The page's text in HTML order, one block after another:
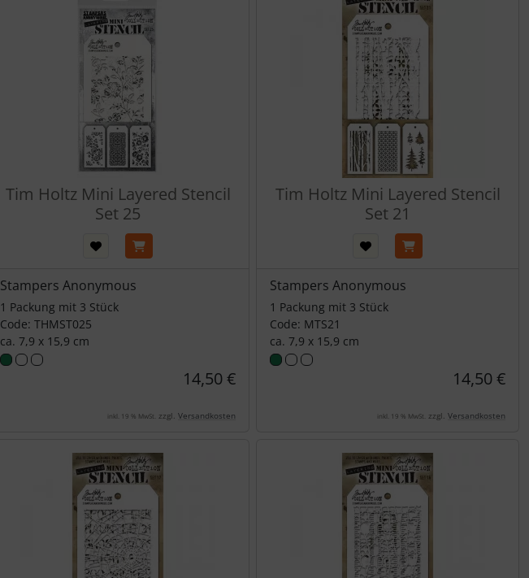
Tim Holtz Mini Layered Stencil
Set 25
Stampers Anonymous
1 Packung mit 3 Stück
Code: THMST025
ca. 7,9 x 15,9 cm
14,50 €
inkl. 19 % MwSt. zzgl. Versandkosten
Tim Holtz Mini Layered Stencil
Set 21
Stampers Anonymous
1 Packung mit 3 Stück
Code: MTS21
ca. 7,9 x 15,9 cm
14,50 €
inkl. 19 % MwSt. zzgl. Versandkosten